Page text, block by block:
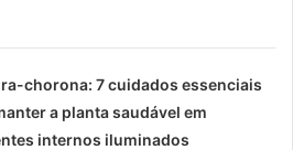
chorona: 7 cuidados essenciais
a planta saudável em
internos iluminados